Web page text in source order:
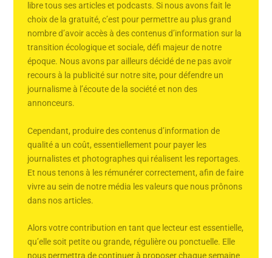
libre tous ses articles et podcasts. Si nous avons fait le
choix de la gratuité, c’est pour permettre au plus grand
nombre d’avoir accès à des contenus d’information sur la
transition écologique et sociale, défi majeur de notre
époque. Nous avons par ailleurs décidé de ne pas avoir
recours à la publicité sur notre site, pour défendre un
journalisme à l’écoute de la société et non des
annonceurs.
Cependant, produire des contenus d’information de
qualité a un coût, essentiellement pour payer les
journalistes et photographes qui réalisent les reportages.
Et nous tenons à les rémunérer correctement, afin de faire
vivre au sein de notre média les valeurs que nous prônons
dans nos articles.
Alors votre contribution en tant que lecteur est essentielle,
qu’elle soit petite ou grande, régulière ou ponctuelle. Elle
nous permettra de continuer à proposer chaque semaine